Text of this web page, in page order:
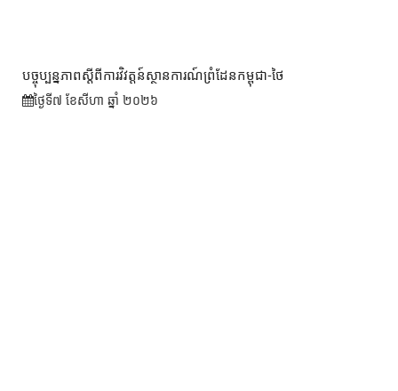
បច្ចុប្បន្នភាពស្ដីពីការវិវត្តន៍ស្ថានការណ៍ព្រំដែនកម្ពុជា-ថៃ
ថ្ងៃទី៧ ខែ​សីហា ឆ្នាំ ២០២៦